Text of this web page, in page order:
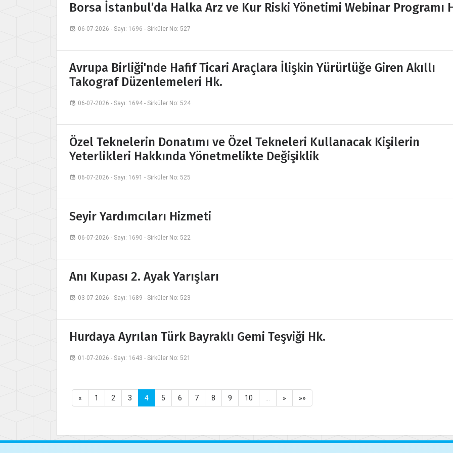
Borsa İstanbul’da Halka Arz ve Kur Riski Yönetimi Webinar Programı
06-07-2026 - Sayı: 1696 - Sirküler No: 527
Avrupa Birliği'nde Hafif Ticari Araçlara İlişkin Yürürlüğe Giren Akıllı
Takograf Düzenlemeleri Hk.
06-07-2026 - Sayı: 1694 - Sirküler No: 524
Özel Teknelerin Donatımı ve Özel Tekneleri Kullanacak Kişilerin
Yeterlikleri Hakkında Yönetmelikte Değişiklik
06-07-2026 - Sayı: 1691 - Sirküler No: 525
Seyir Yardımcıları Hizmeti
06-07-2026 - Sayı: 1690 - Sirküler No: 522
Anı Kupası 2. Ayak Yarışları
03-07-2026 - Sayı: 1689 - Sirküler No: 523
Hurdaya Ayrılan Türk Bayraklı Gemi Teşviği Hk.
01-07-2026 - Sayı: 1643 - Sirküler No: 521
« 1 2 3 4 5 6 7 8 9 10 … » »»